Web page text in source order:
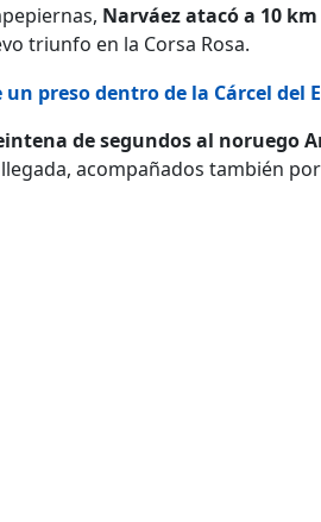
Narváez atacó a 10
triunfo en la Corsa Rosa.
preso dentro de la Cárcel del
de segundos al noruego
acompañados también